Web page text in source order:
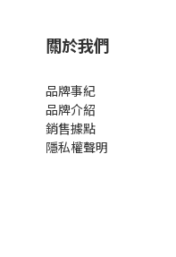
關於我們
品牌事紀
品牌介紹
銷售據點
隱私權聲明